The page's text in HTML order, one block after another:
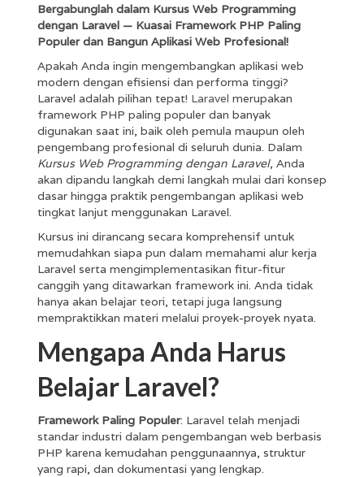
Bergabunglah dalam Kursus Web Programming
dengan Laravel — Kuasai Framework PHP Paling
Populer dan Bangun Aplikasi Web Profesional!
Apakah Anda ingin mengembangkan aplikasi web
modern dengan efisiensi dan performa tinggi?
Laravel adalah pilihan tepat! Laravel merupakan
framework PHP paling populer dan banyak
digunakan saat ini, baik oleh pemula maupun oleh
pengembang profesional di seluruh dunia. Dalam
Kursus Web Programming dengan Laravel, Anda
akan dipandu langkah demi langkah mulai dari konsep
dasar hingga praktik pengembangan aplikasi web
tingkat lanjut menggunakan Laravel.
Kursus ini dirancang secara komprehensif untuk
memudahkan siapa pun dalam memahami alur kerja
Laravel serta mengimplementasikan fitur-fitur
canggih yang ditawarkan framework ini. Anda tidak
hanya akan belajar teori, tetapi juga langsung
mempraktikkan materi melalui proyek-proyek nyata.
Mengapa Anda Harus
Belajar Laravel?
Framework Paling Populer: Laravel telah menjadi
standar industri dalam pengembangan web berbasis
PHP karena kemudahan penggunaannya, struktur
yang rapi, dan dokumentasi yang lengkap.